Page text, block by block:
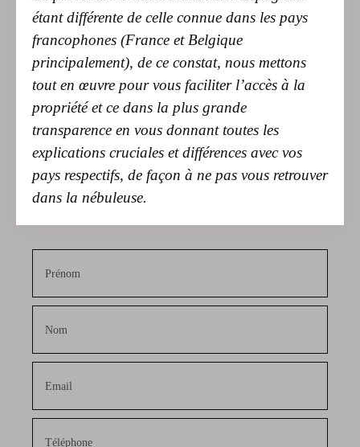
francophones (France et Belgique
principalement), de ce constat, nous mettons
tout en œuvre pour vous faciliter l’accès à la
propriété et ce dans la plus grande
transparence en vous donnant toutes les
explications cruciales et différences avec vos
pays respectifs, de façon à ne pas vous retrouver
dans la nébuleuse.
Nom
Email
Téléphone